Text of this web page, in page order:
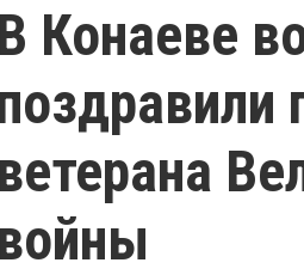
В Конаеве
ветерана
войны